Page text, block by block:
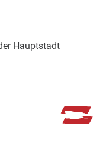
Hauptstadt